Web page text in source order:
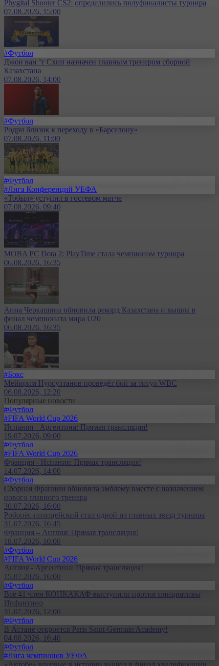
Phygital Shooter CS2: определились полуфиналисты турнира
07.08.2026, 15:00
#Футбол
Джон ван ’т Схип назначен главным тренером сборной
Казахстана
07.08.2026, 14:00
#Футбол
Родри близок к переходу в «Барселону»
07.08.2026, 11:00
#Футбол
#Лига Конференций УЕФА
«Тобыл» уступил в гостевом матче
07.08.2026, 09:40
MOBA PC Dota 2: PlayTime стала чемпионом турнира
06.08.2026, 16:35
Анна Черкашина обновила рекорд Казахстана и вышла в
финал чемпионата мира U20
06.08.2026, 16:35
#Бокс
Мейирим Нурсултанов проведёт бой за титул WBC
06.08.2026, 12:20
Популярные новости
#Футбол
#FIFA World Cup 2026
Испания - Аргентина: Прямая трансляция!
19.07.2026, 09:00
#Футбол
#FIFA World Cup 2026
Франция - Испания: Прямая трансляция!
14.07.2026, 14:00
#Футбол
Сборная Франции обновила эмблему вместе с назначением
нового главного тренера
30.07.2026, 16:00
Робопёс-полицейский стал одной из главных звезд турнира
31.07.2026, 16:45
Франция – Англия: Прямая трансляция!
18.07.2026, 10:00
#Футбол
#FIFA World Cup 2026
Англия - Аргентина: Прямая трансляция!
15.07.2026, 16:00
#Футбол
Все 41 член КОНКАКАФ выступили против инициативы
Инфантино
31.07.2026, 12:00
#Футбол
В Астане откроется Paris Saint-Germain Academy!
04.08.2026, 16:40
#Футбол
#Лига чемпионов УЕФА